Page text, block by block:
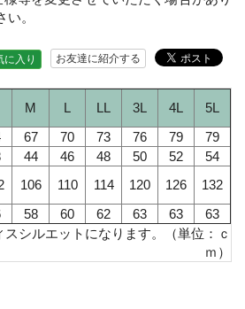
。
お友達に紹介する
に入り
M L LL 3L 4L
5L
67 70 73 76 79
79
44 46 48 50 52
54
106 110 114 120 126
132
58 60 62 63 63
63
シルエットになります。（単位：ｃ
ｍ）